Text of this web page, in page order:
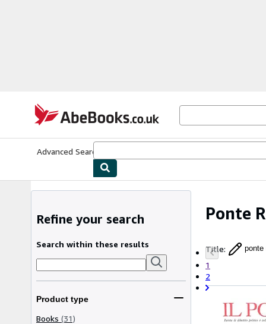
AbeBooks.co.uk
Advanced Search
Ponte
Title: ponte
1
2
Refine your search
Search within these results
Product type
Books (31)